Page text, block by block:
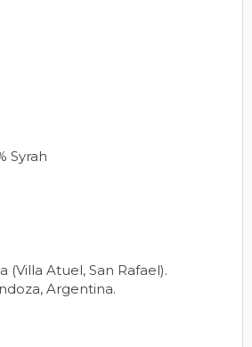
Syrah
(Villa Atuel, San Rafael).
Argentina.